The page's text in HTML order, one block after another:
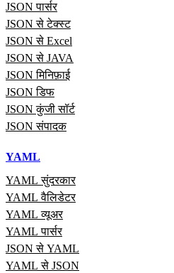
JSON पार्सर
JSON से टेक्स्ट
JSON से Excel
JSON से JAVA
JSON मिनिफ़ाई
JSON डिफ
JSON कुंजी सॉर्ट
JSON संपादक
YAML
YAML सुंदरकार
YAML वैलिडेटर
YAML व्यूअर
YAML पार्सर
JSON से YAML
YAML से JSON